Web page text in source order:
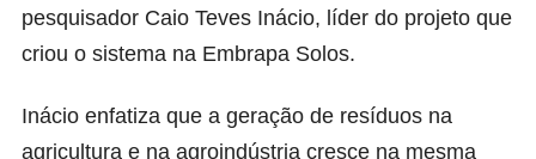
pesquisador Caio Teves Inácio, líder do projeto que
criou o sistema na Embrapa Solos.
Inácio enfatiza que a geração de resíduos na
agricultura e na agroindústria cresce na mesma